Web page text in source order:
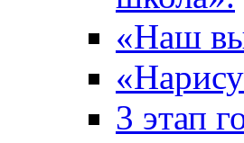
«Наш
3 этап